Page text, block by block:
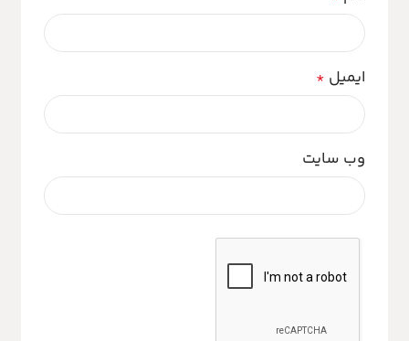
ایمیل *
وب‌ سایت